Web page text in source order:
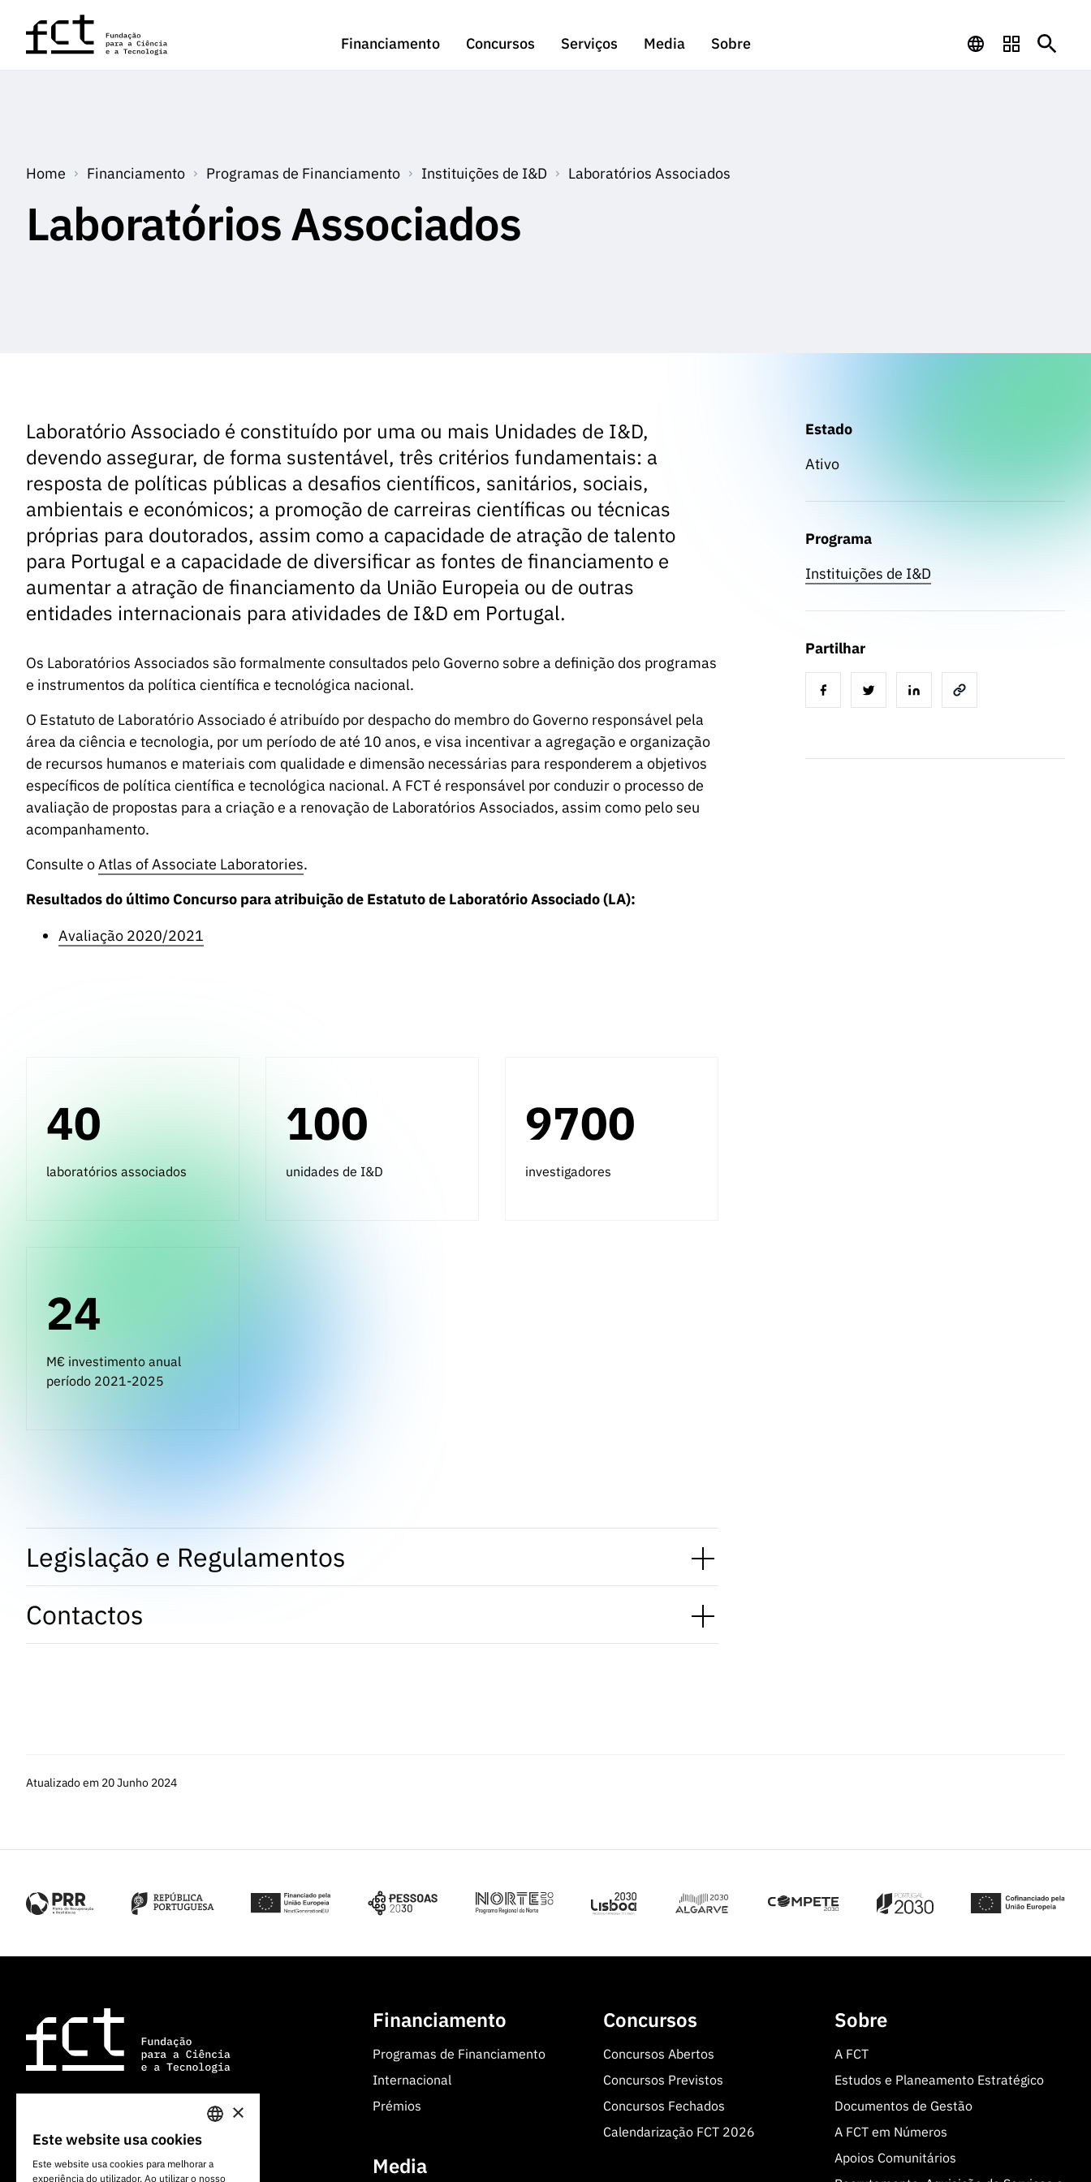
Saltar para o conteúdo principal
Financiamento
Concursos Serviços Media Sobre
Home Financiamento Programas de Financiamento Instituições de I&D Laboratórios Associados
Laboratórios Associados
Laboratório Associado é constituído por uma ou mais Unidades de I&D,
devendo assegurar, de forma sustentável, três critérios fundamentais: a
resposta de políticas públicas a desafios científicos, sanitários, sociais,
ambientais e económicos; a promoção de carreiras científicas ou técnicas
próprias para doutorados, assim como a capacidade de atração de talento
para Portugal e a capacidade de diversificar as fontes de financiamento e
aumentar a atração de financiamento da União Europeia ou de outras
entidades internacionais para atividades de I&D em Portugal.
Os Laboratórios Associados são formalmente consultados pelo Governo sobre a definição dos programas
e instrumentos da política científica e tecnológica nacional.
O Estatuto de Laboratório Associado é atribuído por despacho do membro do Governo responsável pela
área da ciência e tecnologia, por um período de até 10 anos, e visa incentivar a agregação e organização
de recursos humanos e materiais com qualidade e dimensão necessárias para responderem a objetivos
específicos de política científica e tecnológica nacional. A FCT é responsável por conduzir o processo de
avaliação de propostas para a criação e a renovação de Laboratórios Associados, assim como pelo seu
acompanhamento.
Consulte oAtlas of Associate Laboratories.
Resultados do último Concurso para atribuição de Estatuto de Laboratório Associado (LA):
Avaliação 2020/2021
40
laboratórios associados
100
unidades de I&D
9700
investigadores
24
M€ investimento anual
período 2021-2025
Legislação e Regulamentos
Contactos
Estado
Ativo
Programa
Instituições de I&D
Partilhar
Atualizado em 20 Junho 2024
Av. do Brasil, 101
+351 213 924 300
Financiamento
Programas de Financiamento
Internacional
Prémios
Media
Concursos
Concursos Abertos
Concursos Previstos
Concursos Fechados
Calendarização FCT 2026
Sobre
A FCT
Estudos e Planeamento Estratégico
Documentos de Gestão
A FCT em Números
Apoios Comunitários
PORTUGUESE
ENGLISH
×
Este website usa cookies
Este website usa cookies para melhorar a
experiência do utilizador. Ao utilizar o nosso